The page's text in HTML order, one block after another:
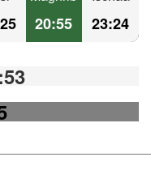
20:55 23:24